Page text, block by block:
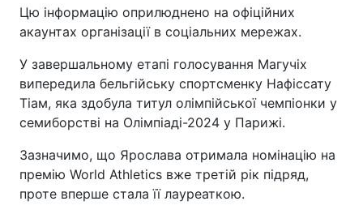
Цю інформацію оприлюднено на офіційних
акаунтах організації в соціальних мережах.
У завершальному етапі голосування Магучіх
випередила бельгійську спортсменку Нафіссату
Тіам, яка здобула титул олімпійської чемпіонки у
семиборстві на Олімпіаді-2024 у Парижі.
Зазначимо, що Ярослава отримала номінацію на
премію World Athletics вже третій рік підряд,
проте вперше стала її лауреаткою.